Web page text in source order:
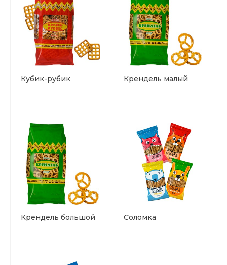
Кубик-рубик Крендель малый
Крендель большой Соломка